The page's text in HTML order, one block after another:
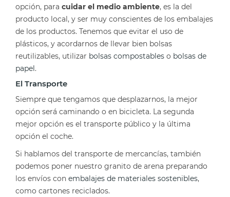
opción, para cuidar el medio ambiente, es la del
producto local, y ser muy conscientes de los embalajes
de los productos. Tenemos que evitar el uso de
plásticos, y acordarnos de llevar bien bolsas
reutilizables, utilizar bolsas compostables o bolsas de
papel.
El Transporte
Siempre que tengamos que desplazarnos, la mejor
opción será caminando o en bicicleta. La segunda
mejor opción es el transporte público y la última
opción el coche.
Si hablamos del transporte de mercancías, también
podemos poner nuestro granito de arena preparando
los envíos con embalajes de materiales sostenibles,
como cartones reciclados.